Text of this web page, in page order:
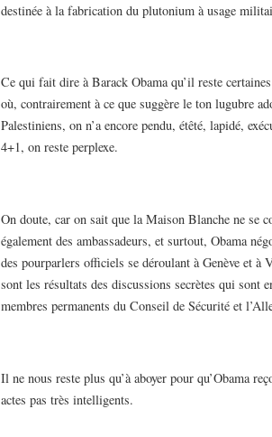
destinée à la fabrication du plutonium à usage
Ce qui fait dire à Barack Obama qu’il reste
où, contrairement à ce que suggère le ton lugubre
Palestiniens, on n’a encore pendu, étêté, lapidé,
4+1, on reste perplexe.
On doute, car on sait que la Maison Blanche ne se
également des ambassadeurs, et surtout, Obama
des pourparlers officiels se déroulant à Genève et à
sont les résultats des discussions secrètes qui sont
membres permanents du Conseil de Sécurité et
Il ne nous reste plus qu’à aboyer pour qu’Obama
actes pas très intelligents.